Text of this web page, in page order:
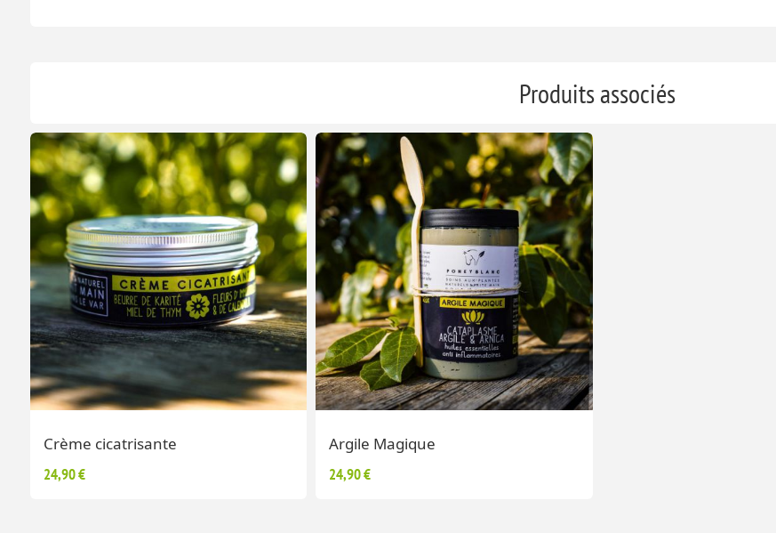
Produits associés
Crème cicatrisante
24,90 €
Argile Magique
24,90 €